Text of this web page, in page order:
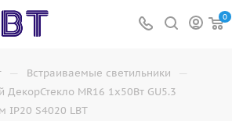
0
— Встраиваемые светильники —
ДекорСтекло MR16 1х50Вт GU5.3
IP20 S4020 LBT